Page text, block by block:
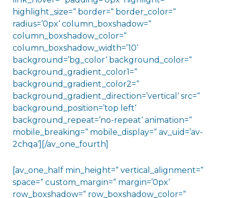
highlight_size=“ border=“ border_color=“
radius=’0px‘ column_boxshadow=“
column_boxshadow_color=“
column_boxshadow_width=’10‘
background=’bg_color‘ background_color=“
background_gradient_color1=“
background_gradient_color2=“
background_gradient_direction=’vertical‘ src=“
background_position=’top left‘
background_repeat=’no-repeat‘ animation=“
mobile_breaking=“ mobile_display=“ av_uid=’av-
2chqa‘][/av_one_fourth]
[av_one_half min_height=“ vertical_alignment=“
space=“ custom_margin=“ margin=’0px‘
row_boxshadow=“ row_boxshadow_color=“